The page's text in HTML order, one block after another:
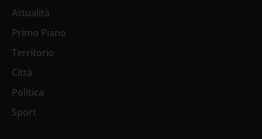
Attualità
Primo Piano
Territorio
Città
Politica
Sport